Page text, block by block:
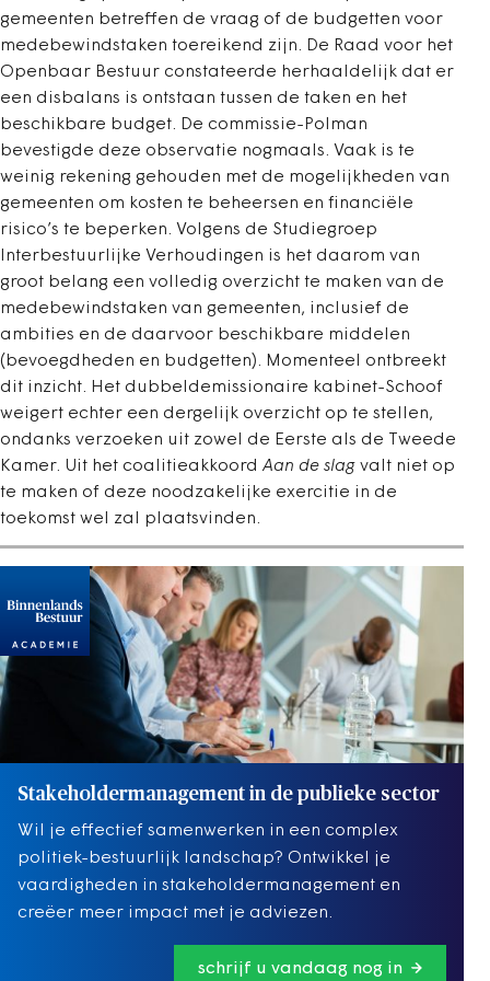
gemeenten betreffen de vraag of de budgetten voor
medebewindstaken toereikend zijn. De Raad voor het
Openbaar Bestuur constateerde herhaaldelijk dat er
een disbalans is ontstaan tussen de taken en het
beschikbare budget. De commissie-Polman
bevestigde deze observatie nogmaals. Vaak is te
weinig rekening gehouden met de mogelijkheden van
gemeenten om kosten te beheersen en financiële
risico’s te beperken. Volgens de Studiegroep
Interbestuurlijke Verhoudingen is het daarom van
groot belang een volledig overzicht te maken van de
medebewindstaken van gemeenten, inclusief de
ambities en de daarvoor beschikbare middelen
(bevoegdheden en budgetten). Momenteel ontbreekt
dit inzicht. Het dubbeldemissionaire kabinet-Schoof
weigert echter een dergelijk overzicht op te stellen,
ondanks verzoeken uit zowel de Eerste als de Tweede
Kamer. Uit het coalitieakkoord Aan de slag valt niet op
te maken of deze noodzakelijke exercitie in de
toekomst wel zal plaatsvinden.
Stakeholdermanagement in de publieke sector
Wil je effectief samenwerken in een complex
politiek-bestuurlijk landschap? Ontwikkel je
vaardigheden in stakeholdermanagement en
creëer meer impact met je adviezen.
schrijf u vandaag nog in